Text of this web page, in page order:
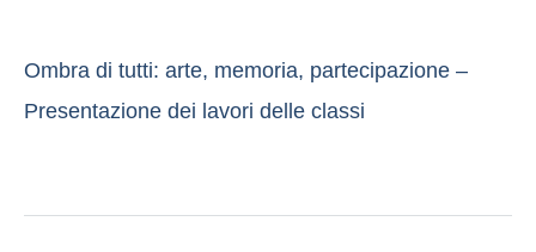
Ombra di tutti: arte, memoria, partecipazione –
Presentazione dei lavori delle classi